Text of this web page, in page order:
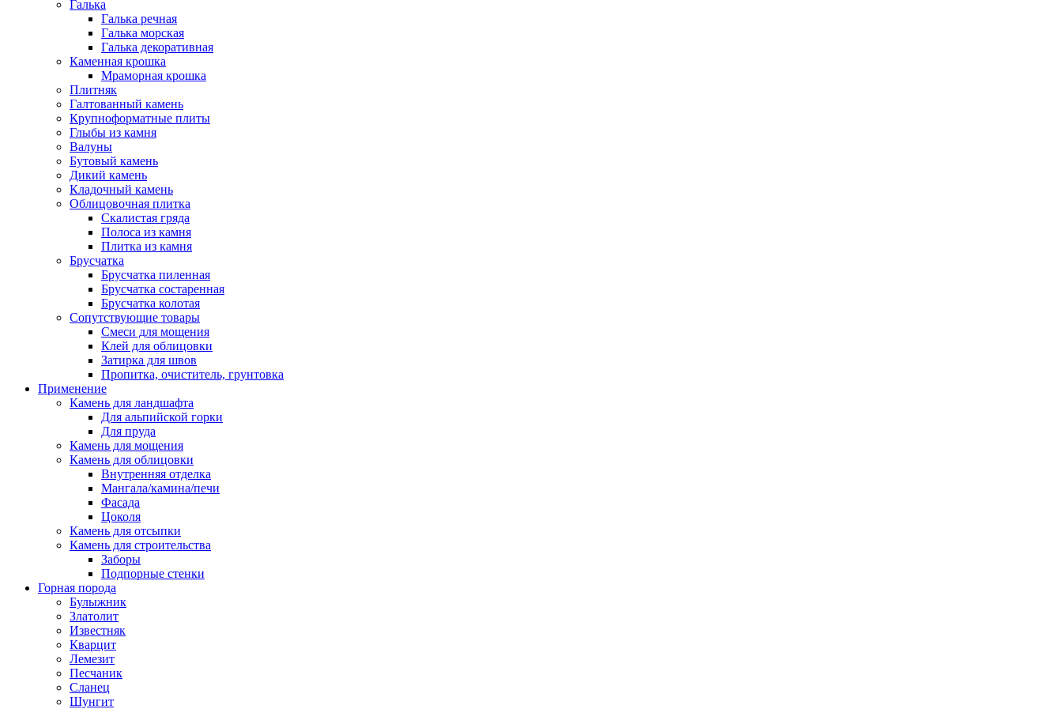
Галька
Галька речная
Галька морская
Галька декоративная
Каменная крошка
Мраморная крошка
Плитняк
Галтованный камень
Крупноформатные плиты
Глыбы из камня
Валуны
Бутовый камень
Дикий камень
Кладочный камень
Облицовочная плитка
Скалистая гряда
Полоса из камня
Плитка из камня
Брусчатка
Брусчатка пиленная
Брусчатка состаренная
Брусчатка колотая
Сопутствующие товары
Смеси для мощения
Клей для облицовки
Затирка для швов
Пропитка, очиститель, грунтовка
Применение
Камень для ландшафта
Для альпийской горки
Для пруда
Камень для мощения
Камень для облицовки
Внутренняя отделка
Мангала/камина/печи
Фасада
Цоколя
Камень для отсыпки
Камень для строительства
Заборы
Подпорные стенки
Горная порода
Булыжник
Златолит
Известняк
Кварцит
Лемезит
Песчаник
Сланец
Шунгит